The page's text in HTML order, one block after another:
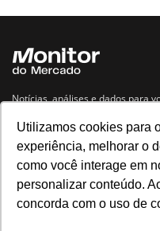
Utilizamos cookies para
experiência, melhorar o
como você interage em
personalizar conteúdo.
concorda com o uso de
Notícias, análises e dados para
Navegue no site
Últimas notícias Quem
Política de privacidade